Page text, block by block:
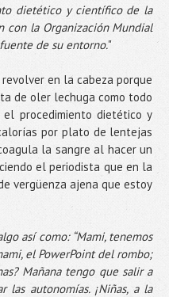
dietético y científico de la
con la Organización Mundial
de su entorno."
en la cabeza porque
de oler lechuga como todo
procedimiento dietético y
por plato de lentejas
la sangre al hacer un
el periodista que en la
vergüenza ajena que estoy
así como: “Mami, tenemos
el PowerPoint del rombo;
Mañana tengo que salir a
las autonomías. ¡Niñas, a la